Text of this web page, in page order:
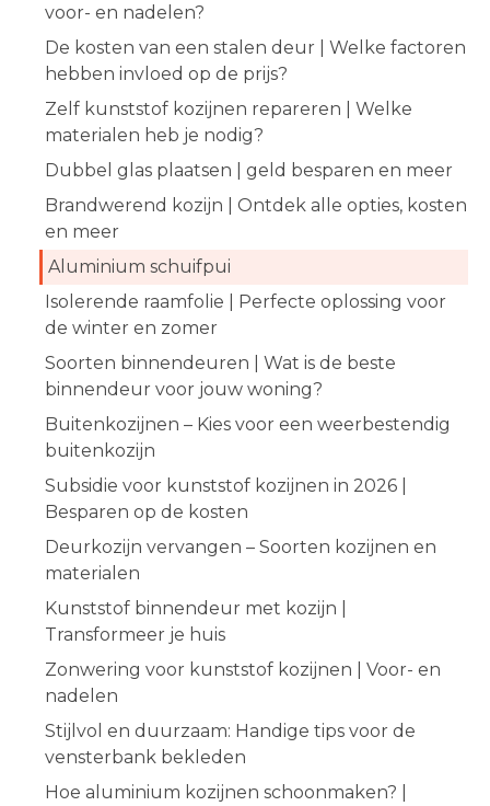
voor- en nadelen?
De kosten van een stalen deur | Welke factoren
hebben invloed op de prijs?
Zelf kunststof kozijnen repareren | Welke
materialen heb je nodig?
Dubbel glas plaatsen | geld besparen en meer
Brandwerend kozijn | Ontdek alle opties, kosten
en meer
Aluminium schuifpui
Isolerende raamfolie | Perfecte oplossing voor
de winter en zomer
Soorten binnendeuren | Wat is de beste
binnendeur voor jouw woning?
Buitenkozijnen – Kies voor een weerbestendig
buitenkozijn
Subsidie voor kunststof kozijnen in 2026 |
Besparen op de kosten
Deurkozijn vervangen – Soorten kozijnen en
materialen
Kunststof binnendeur met kozijn |
Transformeer je huis
Zonwering voor kunststof kozijnen | Voor- en
nadelen
Stijlvol en duurzaam: Handige tips voor de
vensterbank bekleden
Hoe aluminium kozijnen schoonmaken? |